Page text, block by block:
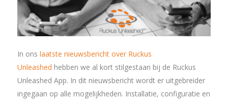
In ons laatste nieuwsbericht over Ruckus
Unleashed hebben we al kort stilgestaan bij de Ruckus
Unleashed App. In dit nieuwsbericht wordt er uitgebreider
ingegaan op alle mogelijkheden. Installatie, configuratie en